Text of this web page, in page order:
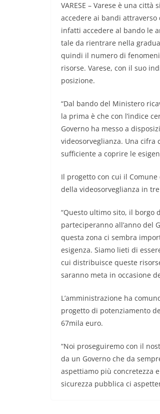
VARESE – Varese è una
accedere ai bandi attraverso
infatti accedere al bando le
tale da rientrare nella
quindi il numero di
risorse. Varese, con il suo
posizione.
“Dal bando del Ministero
la prima è che con l’indice
Governo ha messo a
videosorveglianza. Una cifra
sufficiente a coprire le
Il progetto con cui il
della videosorveglianza in
“Questo ultimo sito, il borgo
parteciperanno all’anno del
questa zona ci sembra
esigenza. Siamo lieti di
cui distribuisce queste
saranno meta in occasione
L’amministrazione ha
progetto di potenziamento
67mila euro.
“Noi proseguiremo con il
da un Governo che da
aspettiamo più concretezza
sicurezza pubblica ci